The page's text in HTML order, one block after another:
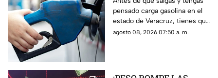
hoy 8 de agosto 2026
pensado carga gasolina en el
estado de Veracruz, tienes que
saber los precio hoy sábado 8
agosto 08, 2026 07:50 a. m.